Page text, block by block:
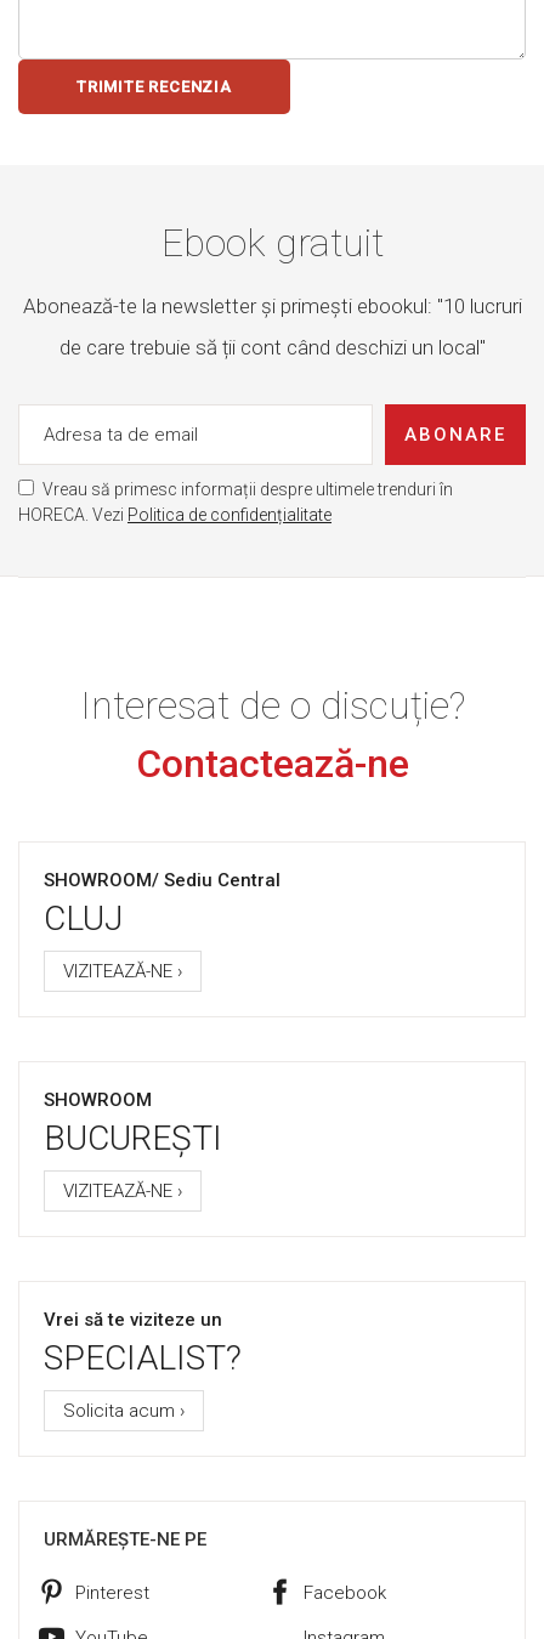
TRIMITE RECENZIA
Ebook gratuit
Abonează-te la newsletter și primești ebookul: "10 lucruri
de care trebuie să ții cont când deschizi un local"
ABONARE
Vreau să primesc informații despre ultimele trenduri în
HORECA. Vezi Politica de confidențialitate
Interesat de o discuție?
Contactează-ne
SHOWROOM/ Sediu Central
CLUJ
VIZITEAZĂ-NE ›
SHOWROOM
BUCUREȘTI
VIZITEAZĂ-NE ›
Vrei să te viziteze un
SPECIALIST?
Solicita acum ›
URMĂREȘTE-NE PE
Pinterest Facebook